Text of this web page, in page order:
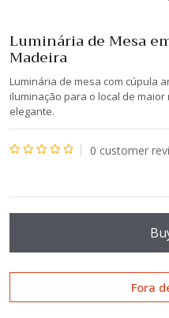
Luminária de Mesa
Madeira
Luminária de mesa com cúpula
iluminação para o local de
elegante.
0 customer
Fora